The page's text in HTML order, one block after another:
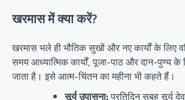
खरमास में क्या करें?
खरमास भले ही भौतिक सुखों और नए कार्यों के लिए
समय आध्यात्मिक कार्यों, पूजा-पाठ और दान-पुण्य के
जाता है। इसे आत्म-चिंतन का महीना भी कहते हैं।
सूर्य उपासना:प्रतिदिन सुबह सूर्य